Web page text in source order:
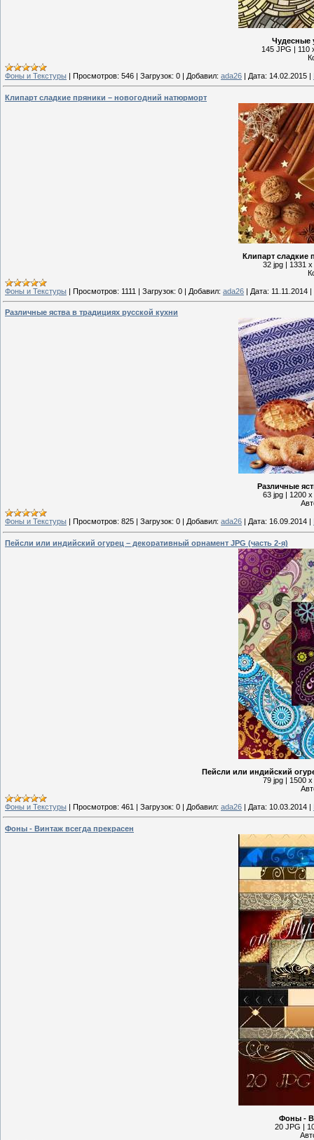
Чудесные
145 JPG | 110
Фоны и Текстуры | Просмотров: 546 | Загрузок: 0 | Добавил: ada26 | Дата: 14.02.2015 |
Клипарт сладкие пряники – новогодний натюрморт
Клипарт сладкие
32 jpg | 1331
Фоны и Текстуры | Просмотров: 1111 | Загрузок: 0 | Добавил: ada26 | Дата: 11.11.2014 |
Различные яства в традициях русской кухни
Различные
63 jpg | 1200
Фоны и Текстуры | Просмотров: 825 | Загрузок: 0 | Добавил: ada26 | Дата: 16.09.2014 |
Пейсли или индийский огурец – декоративный орнамент JPG (часть 2-я)
Пейсли или индийский
79 jpg | 1500
Фоны и Текстуры | Просмотров: 461 | Загрузок: 0 | Добавил: ada26 | Дата: 10.03.2014 |
Фоны - Винтаж всегда прекрасен
Фоны -
20 JPG |